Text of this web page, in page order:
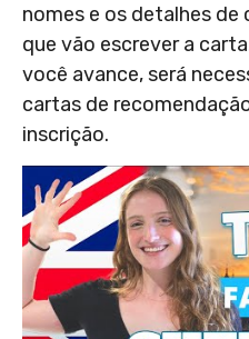
nomes e os detalhes
que vão escrever a
você avance, será
cartas de
inscrição.